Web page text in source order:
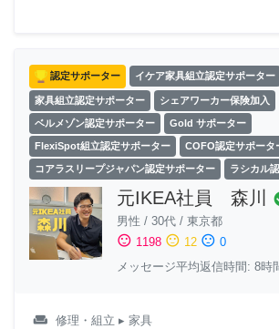
認定サポーター イケア家具組立認定サポーター
家具組立認定サポーター シェアワーカー保険加入
ベルメゾン認定サポーター Gold サポーター
FlexiSpot組立認定サポーター COFO認定サポータ
コアラスリープジャパン認定サポーター ラシカル
元IKEA社員 森川
男性 / 30代 / 東京都
sentiment_satisfied 1198 sentiment_neutral 12 sentiment_dissatisfied 0
メッセージ平均返信時間: 8時
weekend 修理・組立 ▸ 家具